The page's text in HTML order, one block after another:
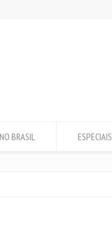
NO BRASIL ESPECIAIS